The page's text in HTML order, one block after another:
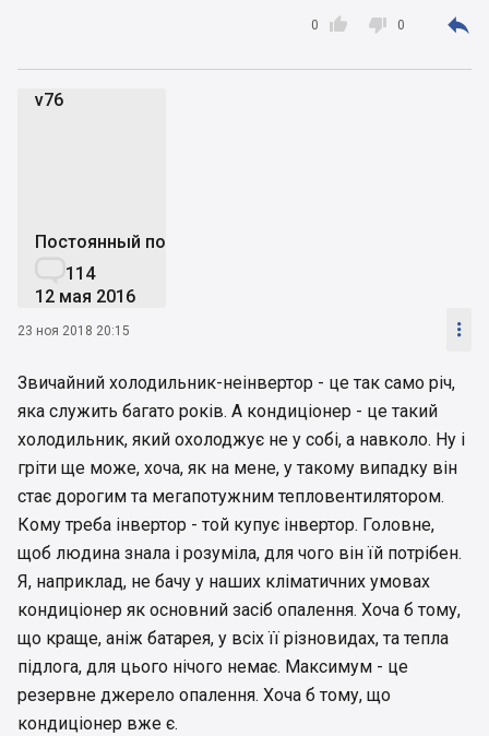

0  0 
v76
Постоянный пользователь
114
12 мая 2016
23 ноя 2018 20:15 
Звичайний холодильник-неінвертор - це так само річ,
яка служить багато років. А кондиціонер - це такий
холодильник, який охолоджує не у собі, а навколо. Ну і
гріти ще може, хоча, як на мене, у такому випадку він
стає дорогим та мегапотужним тепловентилятором.
Кому треба інвертор - той купує інвертор. Головне,
щоб людина знала і розуміла, для чого він їй потрібен.
Я, наприклад, не бачу у наших кліматичних умовах
кондиціонер як основний засіб опалення. Хоча б тому,
що краще, аніж батарея, у всіх її різновидах, та тепла
підлога, для цього нічого немає. Максимум - це
резервне джерело опалення. Хоча б тому, що
кондиціонер вже є.